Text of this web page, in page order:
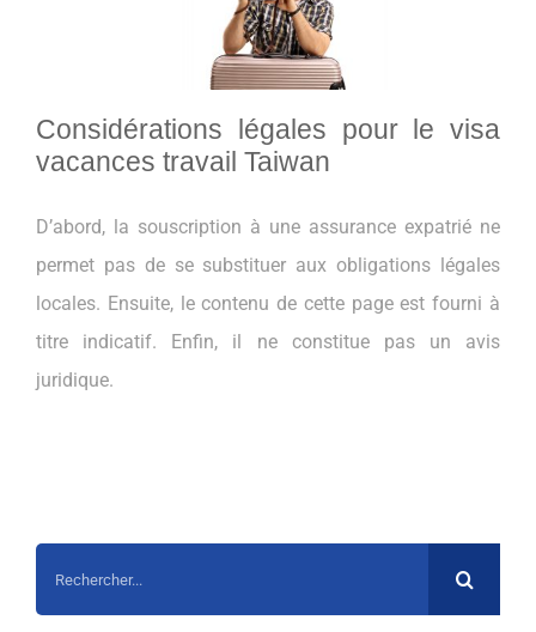
Considérations légales pour le visa
vacances travail Taiwan
D’abord, la souscription à une assurance expatrié ne
permet pas de se substituer aux obligations légales
locales. Ensuite, le contenu de cette page est fourni à
titre indicatif. Enfin, il ne constitue pas un avis
juridique.